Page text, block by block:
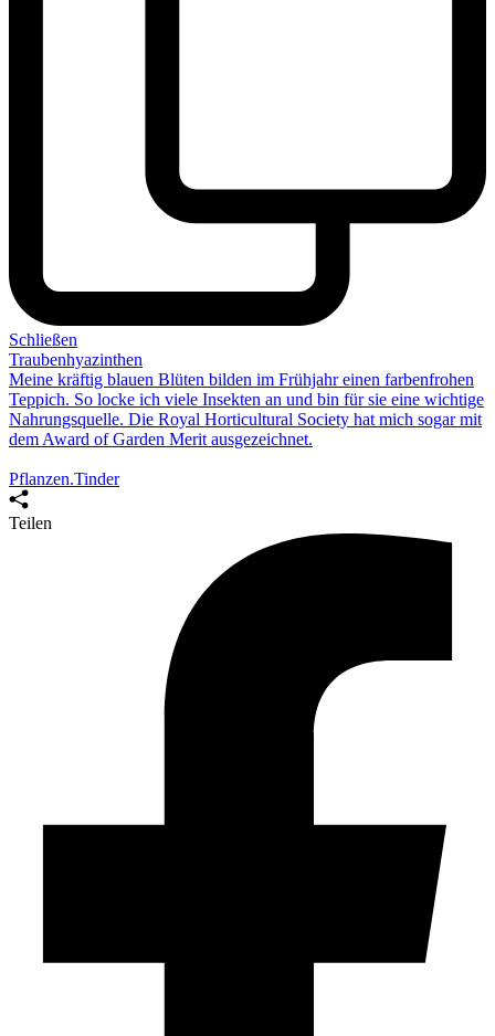
Schließen
Trauben­hyazinthen
Meine kräftig blauen Blüten bilden im Frühjahr einen farbenfrohen
Teppich. So locke ich viele Insekten an und bin für sie eine wichtige
Nahrungsquelle. Die Royal Horticultural Society hat mich sogar mit
dem Award of Garden Merit ausgezeichnet.
Pflanzen.Tinder
Teilen